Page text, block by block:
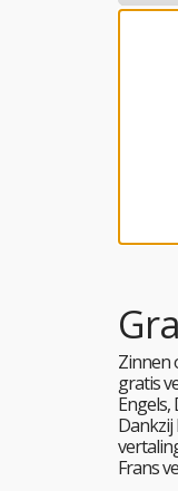
Zinnen
gratis
Engels,
Dankzij
Frans